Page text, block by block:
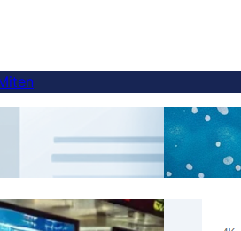
kielenvaihtaja alidomain-
tietystä sisällöstä